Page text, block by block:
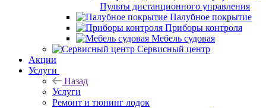
Пульты дистанционного управления
Палубное покрытие
Приборы контроля
Мебель судовая
Сервисный центр
Акции
Услуги
Назад
Услуги
Ремонт и тюнинг лодок